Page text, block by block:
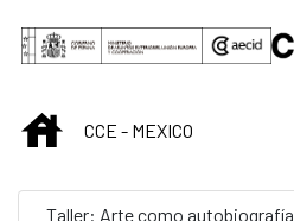
Saltar al contenido principal
INICIOCCE - MEXICO
Taller: Arte como autobiografía